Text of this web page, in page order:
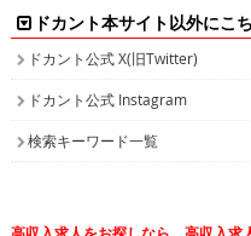
ドカント本サイト以外にこ
ドカント公式 X(旧Twitter)
ドカント公式 Instagram
検索キーワード一覧